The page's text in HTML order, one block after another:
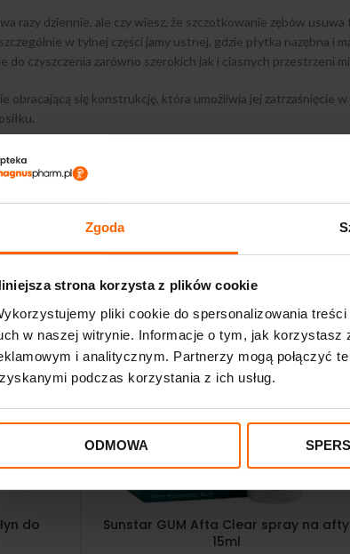
Zgoda
strona korzysta z plików cookie
pliki cookie do spersonalizowania
w naszej witrynie. Informacje o tym, jak korzystasz
i analitycznym. Partnerzy mogą połączyć
podczas korzystania z ich usług.
ODMOWA
razy dziennie, ale czy wiesz, że szczotkowanie zębów
w tylnej części jamy ustnej, gdzie płytka nazębna
do czyszczenia zarówno szerokich jak i ciasnych przestrzeni
się konstrukcję, która umożliwia jej zatrzaśnięcie
do
Sunstar GUM Afta Clear spray na afty
15ml